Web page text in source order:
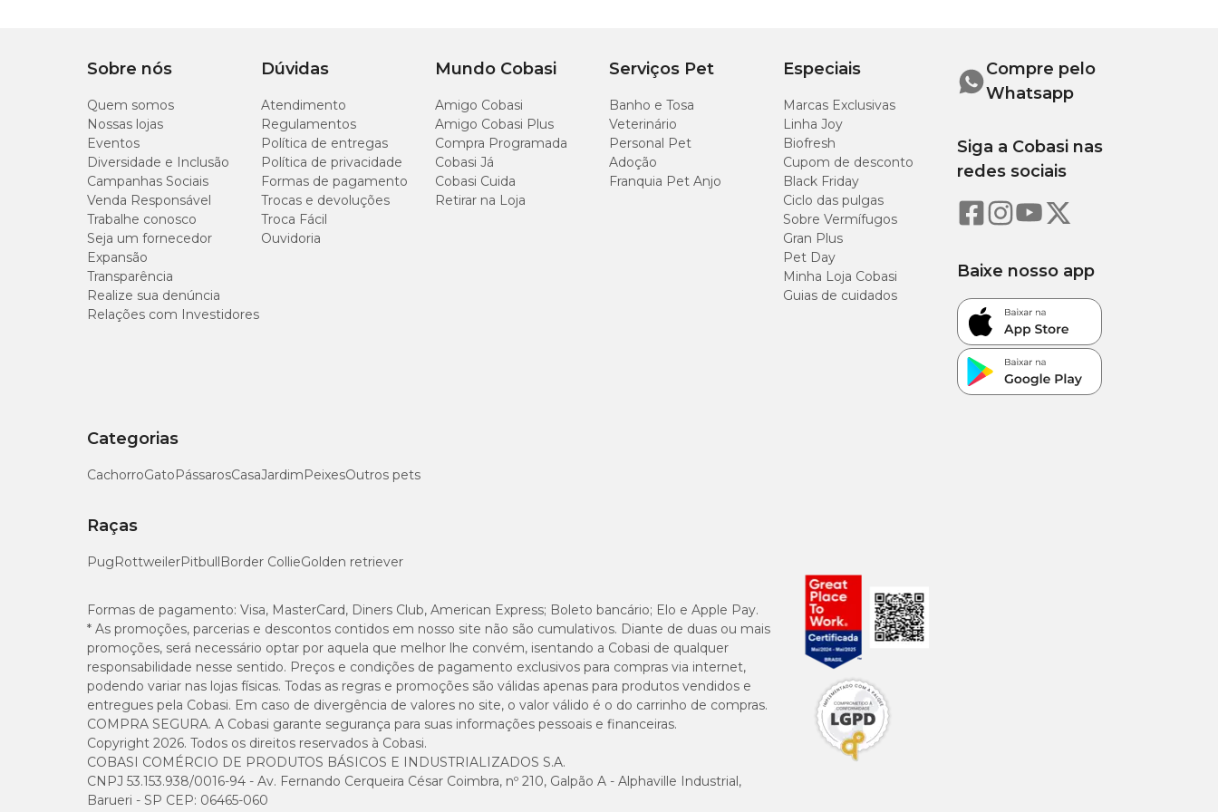
Sobre nós
Quem somos
Nossas lojas
Eventos
Diversidade e Inclusão
Campanhas Sociais
Venda Responsável
Trabalhe conosco
Seja um fornecedor
Expansão
Transparência
Realize sua denúncia
Relações com Investidores
Dúvidas
Atendimento
Regulamentos
Política de entregas
Política de privacidade
Formas de pagamento
Trocas e devoluções
Troca Fácil
Ouvidoria
Mundo Cobasi
Amigo Cobasi
Amigo Cobasi Plus
Compra Programada
Cobasi Já
Cobasi Cuida
Retirar na Loja
Serviços Pet
Banho e Tosa
Veterinário
Personal Pet
Adoção
Franquia Pet Anjo
Especiais
Marcas Exclusivas
Linha Joy
Biofresh
Cupom de desconto
Black Friday
Ciclo das pulgas
Sobre Vermífugos
Gran Plus
Pet Day
Minha Loja Cobasi
Guias de cuidados
Categorias
CachorroGatoPássarosCasaJardimPeixesOutros pets
Raças
PugRottweilerPitbullBorder CollieGolden retriever
Compre pelo
Whatsapp
Siga a Cobasi nas
redes sociais
Baixe nosso app
Formas de pagamento: Visa, MasterCard, Diners Club, American Express; Boleto bancário; Elo e Apple Pay.
* As promoções, parcerias e descontos contidos em nosso site não são cumulativos. Diante de duas ou mais
promoções, será necessário optar por aquela que melhor lhe convém, isentando a Cobasi de qualquer
responsabilidade nesse sentido. Preços e condições de pagamento exclusivos para compras via internet,
podendo variar nas lojas físicas. Todas as regras e promoções são válidas apenas para produtos vendidos e
entregues pela Cobasi. Em caso de divergência de valores no site, o valor válido é o do carrinho de compras.
COMPRA SEGURA. A Cobasi garante segurança para suas informações pessoais e financeiras.
Copyright 2026. Todos os direitos reservados à Cobasi.
COBASI COMÉRCIO DE PRODUTOS BÁSICOS E INDUSTRIALIZADOS S.A.
CNPJ 53.153.938/0016-94 - Av. Fernando Cerqueira César Coimbra, nº 210, Galpão A - Alphaville Industrial,
Barueri - SP CEP: 06465-060